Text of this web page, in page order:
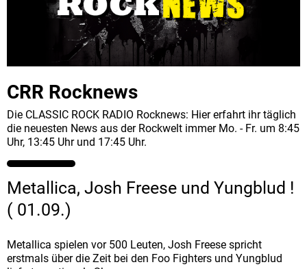
CRR Rocknews
Die CLASSIC ROCK RADIO Rocknews: Hier erfahrt ihr täglich
die neuesten News aus der Rockwelt immer Mo. - Fr. um 8:45
Uhr, 13:45 Uhr und 17:45 Uhr.
Metallica, Josh Freese und Yungblud !
( 01.09.)
Metallica spielen vor 500 Leuten, Josh Freese spricht
erstmals über die Zeit bei den Foo Fighters und Yungblud